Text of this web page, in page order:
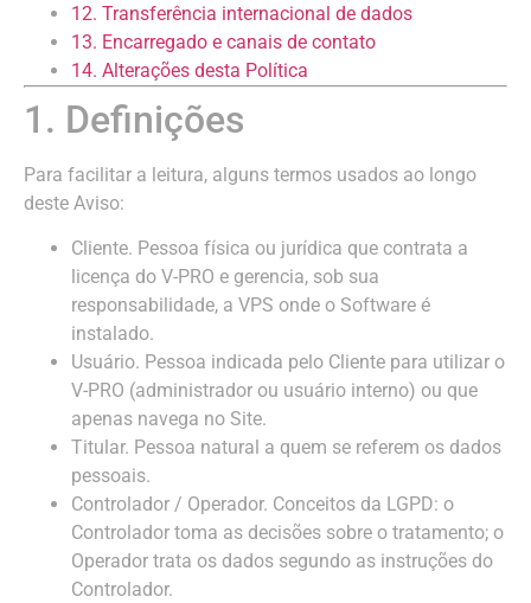
12. Transferência internacional de dados
13. Encarregado e canais de contato
14. Alterações desta Política
1. Definições
Para facilitar a leitura, alguns termos usados ao longo
deste Aviso:
Cliente. Pessoa física ou jurídica que contrata a
licença do V-PRO e gerencia, sob sua
responsabilidade, a VPS onde o Software é
instalado.
Usuário. Pessoa indicada pelo Cliente para utilizar o
V-PRO (administrador ou usuário interno) ou que
apenas navega no Site.
Titular. Pessoa natural a quem se referem os dados
pessoais.
Controlador / Operador. Conceitos da LGPD: o
Controlador toma as decisões sobre o tratamento; o
Operador trata os dados segundo as instruções do
Controlador.